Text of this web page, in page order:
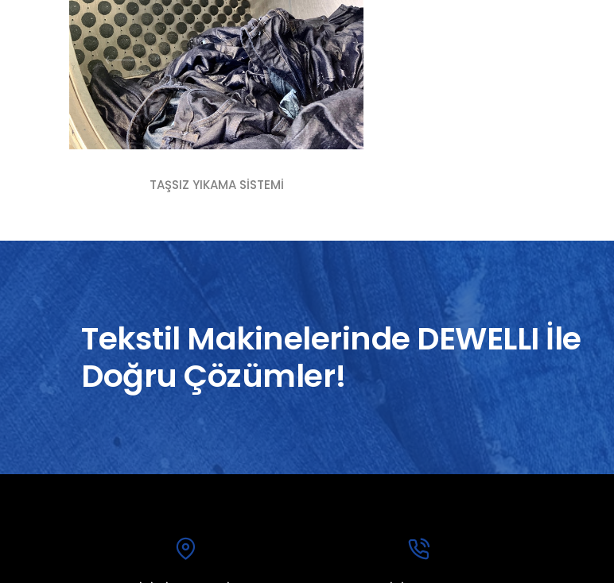
TAŞSIZ YIKAMA SISTEMI
Tekstil Makinelerinde DEWELLI İle
Doğru Çözümler!